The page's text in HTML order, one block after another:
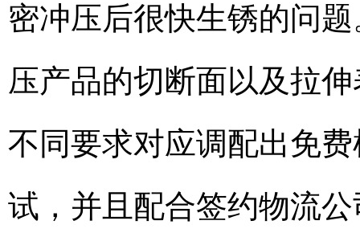
密冲压后很快生锈的问
压产品的切断面以及拉
不同要求对应调配出免
试，并且配合签约物流